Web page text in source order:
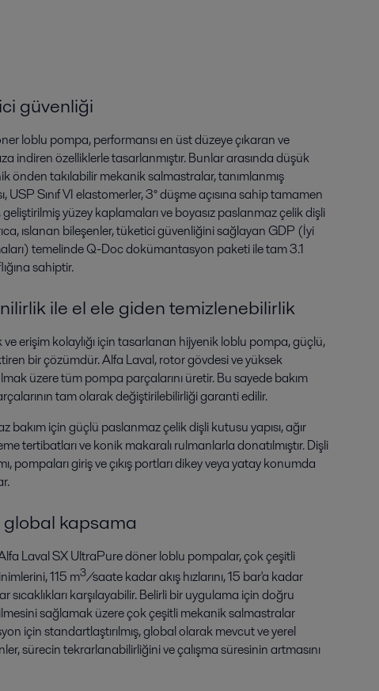
güvenliği
loblu pompa, performansı en üst düzeye çıkaran ve
indiren özelliklerle tasarlanmıştır. Bunlar arasında düşük
önden takılabilir mekanik salmastralar, tanımlanmış
USP Sınıf VI elastomerler, 3° düşme açısına sahip tamamen
yüzey kaplamaları ve boyasız paslanmaz çelik dişli
ıslanan bileşenler, tüketici güvenliğini sağlayan GDP (İyi
temelinde Q-Doc dokümantasyon paketi ile tam 3.1
sahiptir.
ile el ele giden temizlenebilirlik
erişim kolaylığı için tasarlanan hijyenik loblu pompa, güçlü,
bir çözümdür. Alfa Laval, rotor gövdesi ve yüksek
üzere tüm pompa parçalarını üretir. Bu sayede bakım
tam olarak değiştirilebilirliği garanti edilir.
bakım için güçlü paslanmaz çelik dişli kutusu yapısı, ağır
tertibatları ve konik makaralı rulmanlarla donatılmıştır. Dişli
pompaları giriş ve çıkış portları dikey veya yatay konumda
global kapsama
Laval SX UltraPure döner loblu pompalar, çok çeşitli
115 m3/saate kadar akış hızlarını, 15 bar'a kadar
sıcaklıkları karşılayabilir. Belirli bir uygulama için doğru
sağlamak üzere çok çeşitli mekanik salmastralar
için standartlaştırılmış, global olarak mevcut ve yerel
sürecin tekrarlanabilirliğini ve çalışma süresinin artmasını